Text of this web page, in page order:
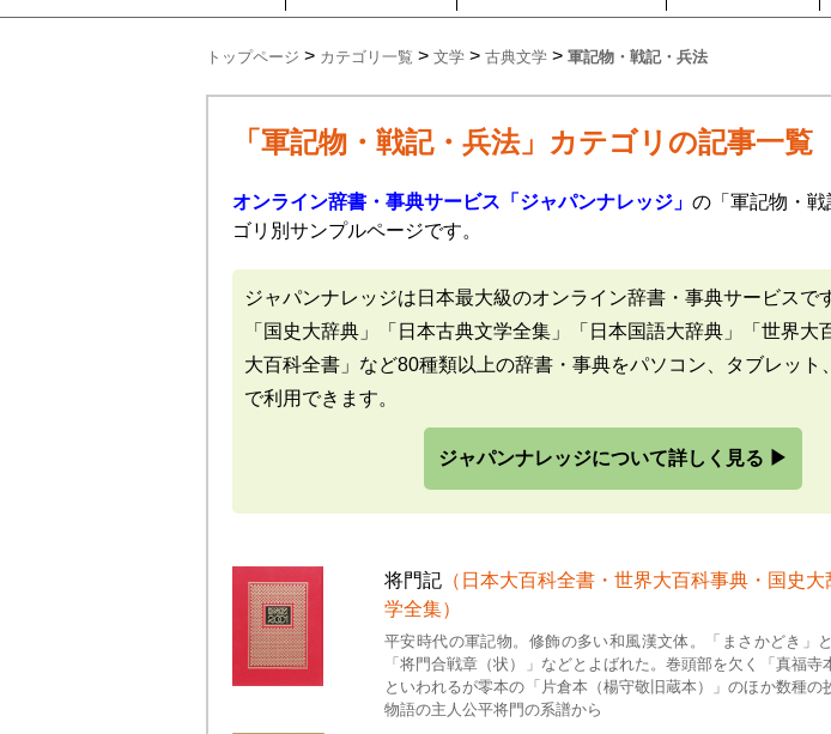
トップページ > カテゴリ一覧 > 文学 > 古典文学 > 軍記物・戦記・兵法
「軍記物・戦記・兵法」カテゴリの記事一覧
オンライン辞書・事典サービス「ジャパンナレッジ」 の「軍記物・
ゴリ別サンプルページです。
ジャパンナレッジは日本最大級のオンライン辞書・事典サービスで
「国史大辞典」「日本古典文学全集」「日本国語大辞典」「世界大
大百科全書」など80種類以上の辞書・事典をパソコン、タブレット
で利用できます。
ジャパンナレッジについて詳しく見る ▶
将門記（日本大百科全書・世界大百科事典・国史大
学全集）
平安時代の軍記物。修飾の多い和風漢文体。「まさかどき」
「将門合戦章（状）」などとよばれた。巻頭部を欠く「真福寺
といわれるが零本の「片倉本（楊守敬旧蔵本）」のほか数種の
物語の主人公平将門の系譜から